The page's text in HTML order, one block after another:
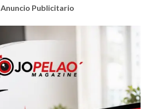
Anuncio Publicitario